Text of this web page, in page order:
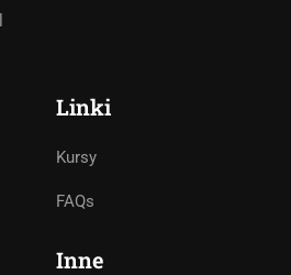
Linki
Kursy
FAQs
Inne